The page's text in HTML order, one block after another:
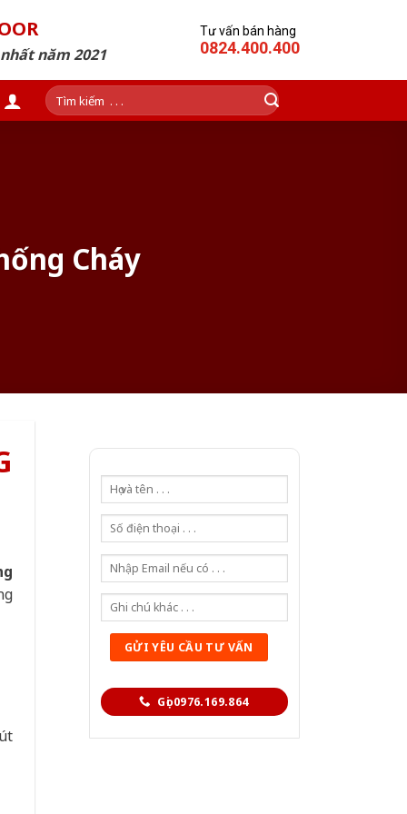
năm 2021
Tư vấn bán hàng
0824.400.400
Tìm
kiếm:
Cháy
Gọi 0976.169.864